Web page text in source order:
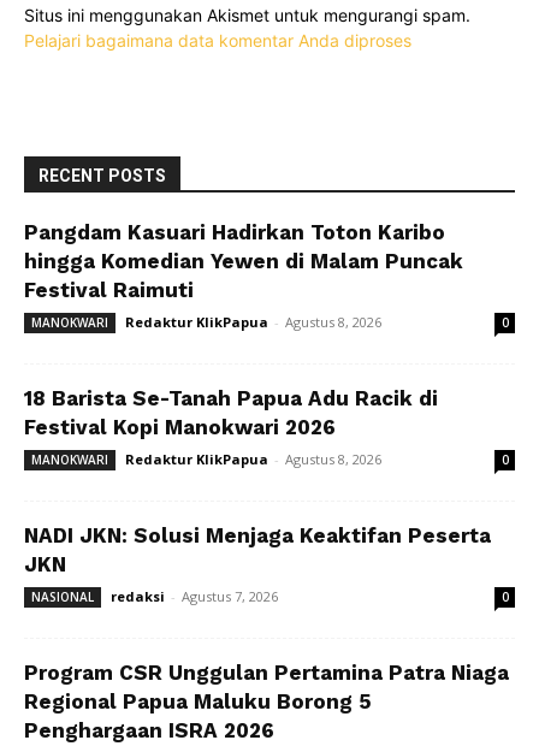
Situs ini menggunakan Akismet untuk mengurangi spam.
Pelajari bagaimana data komentar Anda diproses
RECENT POSTS
Pangdam Kasuari Hadirkan Toton Karibo
hingga Komedian Yewen di Malam Puncak
Festival Raimuti
MANOKWARI Redaktur KlikPapua - Agustus 8, 2026 0
18 Barista Se-Tanah Papua Adu Racik di
Festival Kopi Manokwari 2026
MANOKWARI Redaktur KlikPapua - Agustus 8, 2026 0
NADI JKN: Solusi Menjaga Keaktifan Peserta
JKN
NASIONAL redaksi - Agustus 7, 2026 0
Program CSR Unggulan Pertamina Patra Niaga
Regional Papua Maluku Borong 5
Penghargaan ISRA 2026